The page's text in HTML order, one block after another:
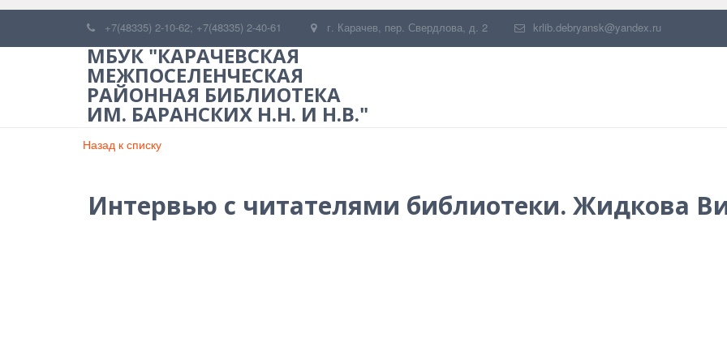
+7(48335) 2-10-62; +7(48335) 2-40-61 г. Карачев, пер. Свердлова, д. 2 krlib.debryansk@yandex.ru
МБУК "КАРАЧЕВСКАЯ
МЕЖПОСЕЛЕНЧЕСКАЯ
РАЙОННАЯ БИБЛИОТЕКА
ИМ. БАРАНСКИХ Н.Н. И Н.В."
Назад к списку
Интервью с читателями библиотеки. Жидкова